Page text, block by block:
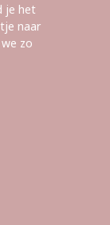
je het
naar
zo